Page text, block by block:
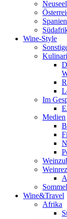
Spanien
Wine-Style
Im
Medien
Wine&Travel
Afrika